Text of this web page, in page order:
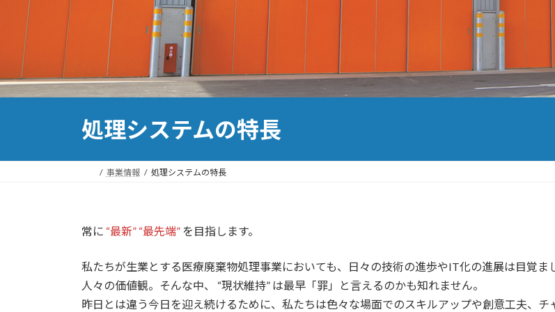
処理システムの特長
事業情報 処理システムの特長
常に “最新” “最先端” を目指します。
私たちが生業とする医療廃棄物処理事業においても、日々の技術の進歩やIT化の進展は目覚
人々の価値観。そんな中、 “現状維持” は最早「罪」と言えるのかも知れません。
昨日とは違う今日を迎え続けるために、私たちは色々な場面でのスキルアップや創意工夫、チ